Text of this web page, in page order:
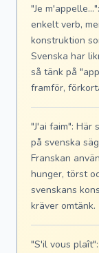
"Je
enkelt verb,
konstruktion
Svenska har
så tänk på
framför,
"J'ai faim": Här
på svenska
Franskan
hunger, törst
svenskans
kräver omtänk.
"S'il vous